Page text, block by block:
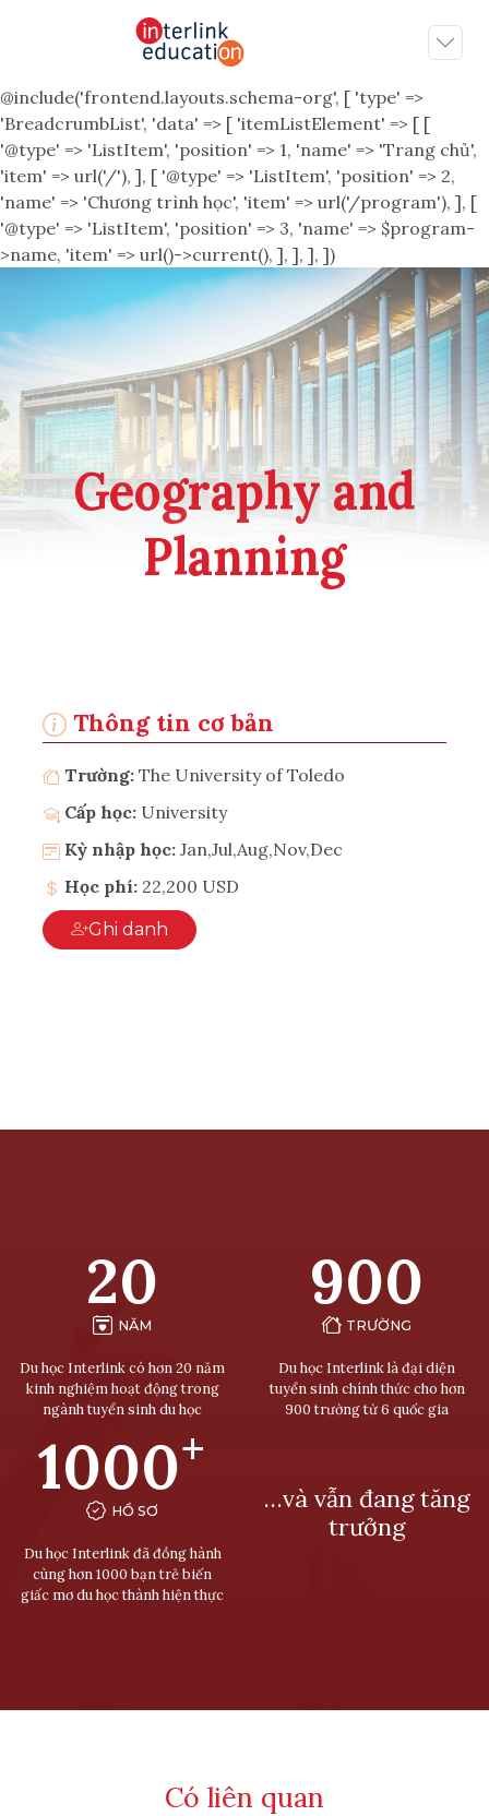
@include('frontend.layouts.schema-org', [ 'type' =>
'BreadcrumbList', 'data' => [ 'itemListElement' => [ [
'@type' => 'ListItem', 'position' => 1, 'name' => 'Trang chủ',
'item' => url('/'), ], [ '@type' => 'ListItem', 'position' => 2,
'name' => 'Chương trình học', 'item' => url('/program'), ], [
'@type' => 'ListItem', 'position' => 3, 'name' => $program-
>name, 'item' => url()->current(), ], ], ], ])
Geography and
Planning
Thông tin cơ bản
Trường: The University of Toledo
Cấp học: University
Kỳ nhập học: Jan,Jul,Aug,Nov,Dec
Học phí: 22,200 USD
Ghi danh
20
NĂM
Du học Interlink có hơn 20 năm
kinh nghiệm hoạt động trong
ngành tuyển sinh du học
900
TRƯỜNG
Du học Interlink là đại diện
tuyển sinh chính thức cho hơn
900 trường từ 6 quốc gia
1000+
HỒ SƠ
Du học Interlink đã đồng hành
cùng hơn 1000 bạn trẻ biến
giấc mơ du học thành hiện thực
…và vẫn đang tăng
trưởng
Có liên quan